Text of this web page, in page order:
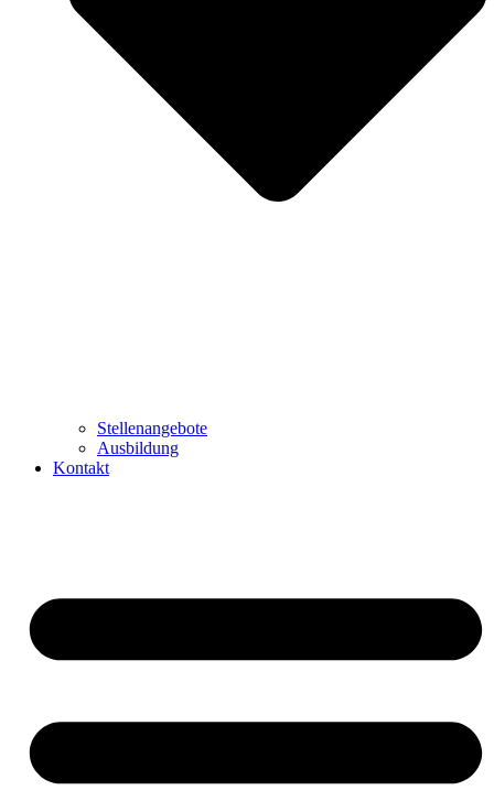
Stellenangebote
Ausbildung
Kontakt